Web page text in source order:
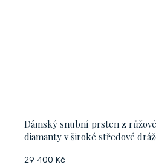
Dámský snubní prsten z
diamanty v široké středové
29 400 Kč